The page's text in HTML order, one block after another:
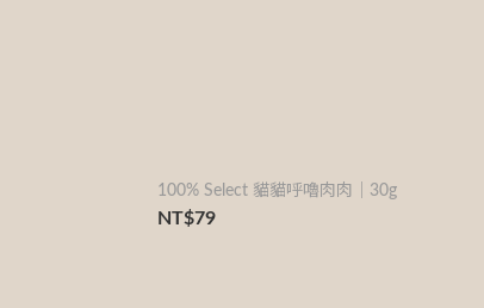
100% Select 貓貓呼嚕肉肉｜30g
NT$79